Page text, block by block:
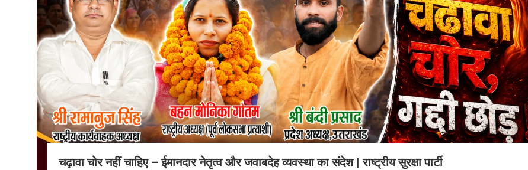
चढ़ावा चोर नहीं चाहिए – ईमानदार नेतृत्व और जवाबदेह व्यवस्था का संदेश | राष्ट्रीय सुरक्षा पार्टी